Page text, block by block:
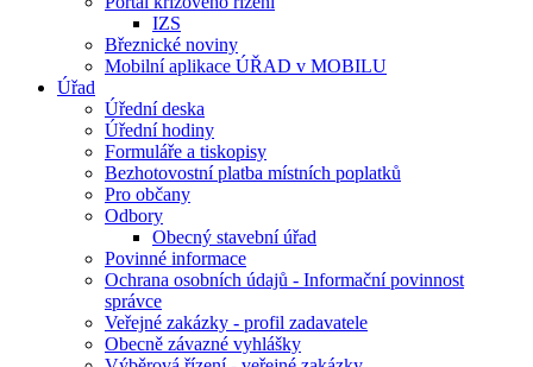
IZS
Březnické noviny
Mobilní aplikace ÚŘAD v MOBILU
Úřad
Úřední deska
Úřední hodiny
Formuláře a tiskopisy
Bezhotovostní platba místních poplatků
Pro občany
Odbory
Obecný stavební úřad
Povinné informace
Ochrana osobních údajů - Informační povinnost
správce
Veřejné zakázky - profil zadavatele
Obecně závazné vyhlášky